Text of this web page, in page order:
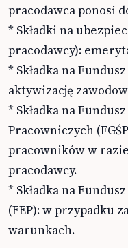
pracodawca ponosi
* Składki na
pracodawcy):
* Składka na
aktywizację
* Składka na
Pracowniczych
pracowników w
pracodawcy.
* Składka na
(FEP): w przypadku
warunkach.